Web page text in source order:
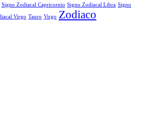
Signo Zodiacal Capricornio Signo Zodiacal Libra Signo
Virgo Tauro Virgo Zodiaco